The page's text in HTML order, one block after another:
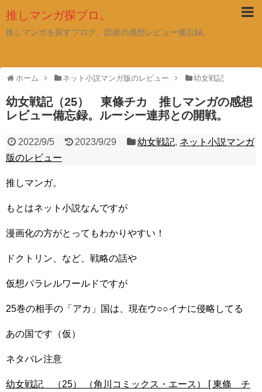
推しマンガ探ブロ。
推しマンガを探すブログ。読後の感想レビュー備忘録。
ホーム ネット小説マンガ版のレビュー 幼女戦記
幼女戦記（25） 東條チカ 推しマンガの感想
レビュー備忘録。ルーシー連邦との開戦。
2022/9/5 2023/9/29 幼女戦記, ネット小説マンガ
版のレビュー
推しマンガ。
もとはネット小説なんですが
漫画化の方がとってもわかりやすい！
ドクトリン、など、戦略の話や
仮想パラレルワールドですが
25巻の相手の「アカ」国は、現在ウ○○イナに侵略してる
あの国です（仮）
ネタバレ注意
幼女戦記 （25） （角川コミックス・エース） [ 東條 チ